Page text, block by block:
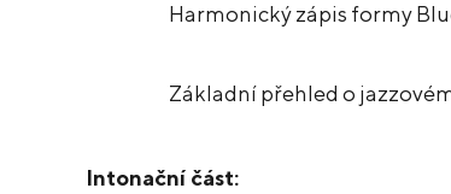
Harmonický zápis formy
Základní přehled o
Intonační část: